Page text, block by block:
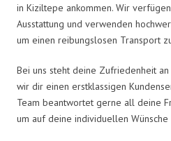
in Kiziltepe ankommen. Wir
Ausstattung und verwenden
um einen reibungslosen Transport
Bei uns steht deine Zufriedenheit
wir dir einen erstklassigen
Team beantwortet gerne all deine
um auf deine individuellen